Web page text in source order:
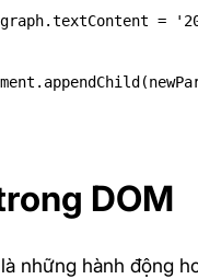
.textContent =
. appendChild (
DOM
những hành động